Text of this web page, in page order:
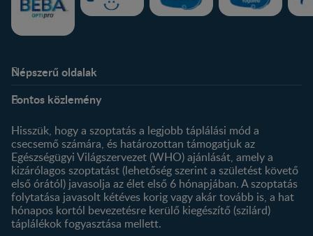
Népszerű oldalak
Kapcsolat
Történetünk
Profilom
Termékeink
Termék kereső
Fontos közlemény
Hisszük, hogy a szoptatás a legjobb táplálási mód a
csecsemő számára, és határozottan támogatjuk az
Egészségügyi Világszervezet (WHO) ajánlását, amely a
kizárólagos szoptatást (lehetőség szerint a születést követő
első órától) javasolja az élet első 6 hónapjában. A szoptatás
folytatása javasolt kétéves korig vagy akár tovább is, a hat
hónapos kortól bevezetésre kerülő kiegészítő (szilárd)
táplálékok fogyasztása mellett.